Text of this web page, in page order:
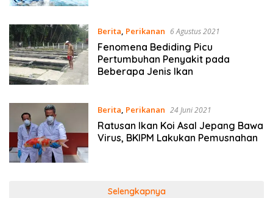
Berita, Perikanan 6 Agustus 2021
Fenomena Bediding Picu
Pertumbuhan Penyakit pada
Beberapa Jenis Ikan
Berita, Perikanan 24 Juni 2021
Ratusan Ikan Koi Asal Jepang Bawa
Virus, BKIPM Lakukan Pemusnahan
Selengkapnya